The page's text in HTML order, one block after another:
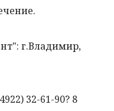
г.Владимир,
32-61-90? 8